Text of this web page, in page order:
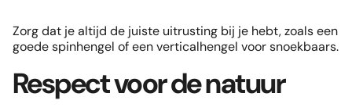
Zorg dat je altijd de juiste uitrusting bij je hebt, zoals een
goede spinhengel of een verticalhengel voor snoekbaars.
Respect voor de natuur